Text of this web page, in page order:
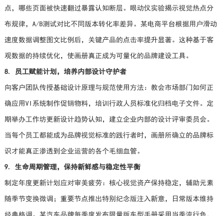
点，哪些页面被快速翻过暴露认知断层。眼动仪实验揭示视觉热点分
布规律，A/B测试对比不同版本转化率差异。某电商平台根据用户滑动
速度数据调整图文比例后，关键产品的点击率提升显著。这种基于客
观数据的持续优化，使画册真正成为可量化的品牌建设工具。
8. 员工赋能计划，培养内部设计守护者
向客户团队传授基础设计原理与规范使用方法：教会市场部门如何正
确应用VI系统制作促销物料，培训行政人员标准化归档电子文件。定
期举办工作坊更新设计趋势认知，建立企业内部的设计评审委员会。
当每个员工都能成为品牌视觉标准的践行者时，画册所确立的品牌标
识才能真正渗透到企业运营的各个毛细血管。
9. 生命周期管理，保持新鲜感与稳定性平衡
制定年度更新计划应对审美疲劳：核心视觉资产保持稳定，辅助元素
随季节变换微调；重要节点推出特别纪念版注入新意，日常版本维持